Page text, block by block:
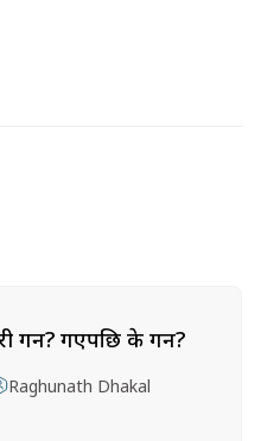
गर्ने? गएपछि के गर्ने?
Raghunath Dhakal